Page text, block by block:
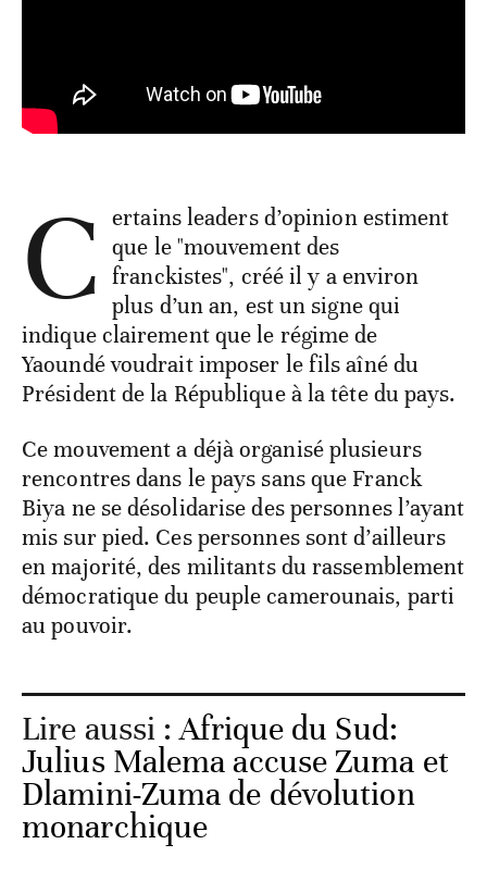
C ertains leaders d’opinion estiment
que le "mouvement des
franckistes", créé il y a environ
plus d’un an, est un signe qui
indique clairement que le régime de
Yaoundé voudrait imposer le fils aîné du
Président de la République à la tête du pays.
Ce mouvement a déjà organisé plusieurs
rencontres dans le pays sans que Franck
Biya ne se désolidarise des personnes l’ayant
mis sur pied. Ces personnes sont d’ailleurs
en majorité, des militants du rassemblement
démocratique du peuple camerounais, parti
au pouvoir.
Lire aussi :Afrique du Sud:
Julius Malema accuse Zuma et
Dlamini-Zuma de dévolution
monarchique